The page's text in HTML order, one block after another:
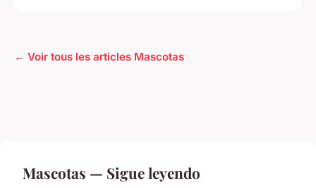
← Voir tous les articles Mascotas
Mascotas — Sigue leyendo